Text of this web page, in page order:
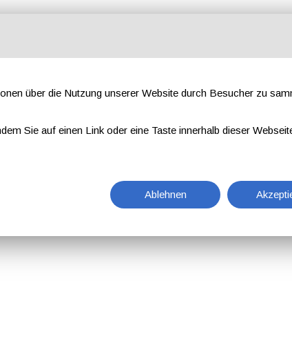
über die Nutzung unserer Website durch Besucher zu
Sie auf einen Link oder eine Taste innerhalb dieser
Ablehnen